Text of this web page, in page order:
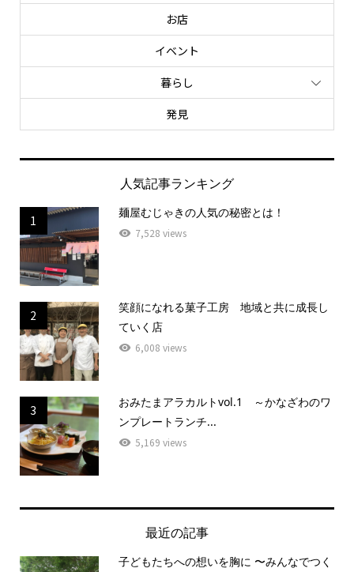
お店
イベント
暮らし
発見
人気記事ランキング
1
麺屋むじゃきの人気の秘密とは！
7,528 views
2
笑顔になれる菓子工房 地域と共に成長し
ていく店
6,008 views
3
おみたまアラカルトvol.1 ～かなざわのワ
ンプレートランチ...
5,169 views
最近の記事
子どもたちへの想いを胸に 〜みんなでつく